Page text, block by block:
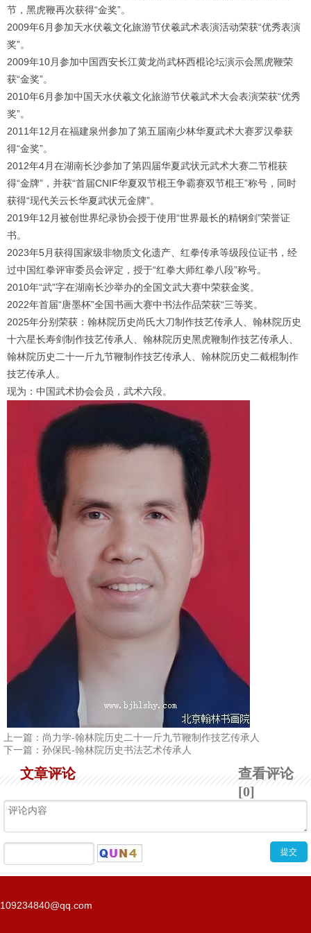
节，黑虎鞭再次获得“金奖”。
2009年6月参加天水伏羲文化旅游节伏羲武术表演活动荣获“优秀表演
奖”。
2009年10月参加中国西安长江黄龙尚武杯西棍论坛演示会黑虎鞭荣
获“金奖”。
2010年6月参加中国天水伏羲文化旅游节伏羲武术大会表演荣获“优秀
奖”。
2011年12月在福建泉州参加了第五届南少林华夏武术大赛罗汉拳获
得“金奖”。
2012年4月在湖南长沙参加了第四届华夏武状元武术大赛二节棍获
得“金牌”，并获“首届CNIF华夏双节棍王争霸赛双节棍王”称号，同时
获得“现代关云长华夏武状元金牌”。
2019年12月被创世界纪录协会授于使用“世界最长的精钢剑”荣誉证
书。
2023年5月获得国家级非物质文化遗产、红拳传承等级段位证书，经
过中国红拳评审委员会评定，授于“红拳大师红拳八段”称号。
2010年“武”字在湖南长沙举办的全国文武大赛中荣获金奖。
2022年首届“唐墨杯”全国书画大赛中书法作品荣获“三等奖。
2025年分别荣获：翰林院历史尚氏大刀制作技艺传承人、翰林院历史
十六星长寿剑制作技艺传承人、翰林院历史黑虎鞭制作技艺传承人、
翰林院历史二十一斤九节鞭制作技艺传承人、翰林院历史二截棍制作
技艺传承人。
现为：中国武术协会会员，武术六段。
上一篇： 尚力学-翰林院历史二十一斤九节鞭制作技艺传承人
下一篇： 孙保民-翰林院历史书法艺术传承人
查看评论
[0]
文章评论
109234840@qq.com